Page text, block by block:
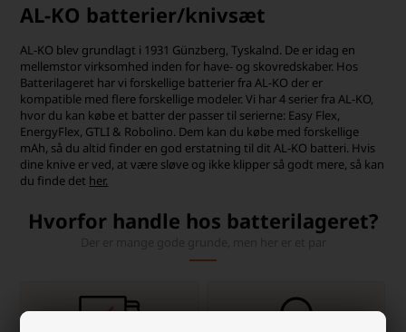
AL-KO batterier/knivsæt
AL-KO blev grundlagt i 1931 Günzberg, Tyskalnd. De er idag en
mellemstor virksomhed inden for have- og skovredskaber. Hos
Batterilageret har vi forskellige batterier fra AL-KO der er
kompatible med flere forskellige modeler. Vi har 4 serier fra AL-KO,
hvor du kan købe et batter der passer til serierne: Easy Flex,
EnergyFlex, GTLI & Robolino. Dem kan du købe med forskellige
mAh, så du altid finder en god erstatning til dit AL-KO batteri. Hvis
dine knive er ved, at være sløve og ikke klipper så godt mere, så kan
du finde det her.
Hvorfor handle hos batterilageret?